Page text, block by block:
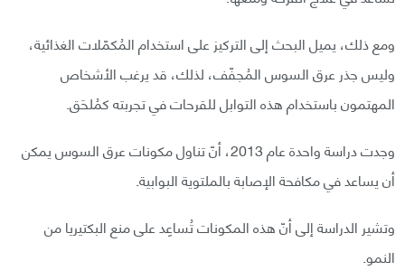
ومع ذلك، يميل البحث إلى التركيز على استخدام المُكمّلات الغذائية،
وليس جذر عرق السوس المُجفّف، لذلك، قد يرغب الأشخاص
المهتمون باستخدام هذه التوابل للقرحات في تجربته كمُلحَق.
وجدت دراسة واحدة عام 2013، أنّ تناول مكونات عرق السوس يمكن
أن يساعد في مكافحة الإصابة بالملتوية البوابية.
وتشير الدراسة إلى أنّ هذه المكونات تُساعِد على منع البكتيريا من
النمو.